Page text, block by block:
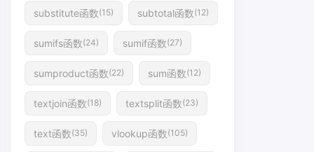
substitute函数(15) subtotal函数(12)
sumifs函数(24) sumif函数(27)
sumproduct函数(22) sum函数(12)
textjoin函数(18) textsplit函数(23)
text函数(35) vlookup函数(105)